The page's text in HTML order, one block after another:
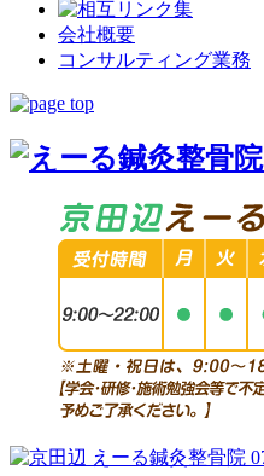
会社概要
コンサルティング業務